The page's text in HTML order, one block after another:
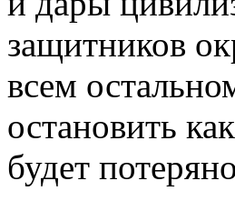
защитников
всем
остановить
будет